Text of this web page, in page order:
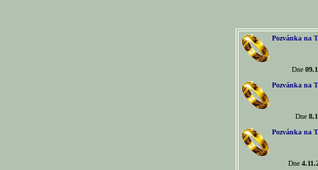
Pozvánka na
Dne
Pozvánka na
Dne
Pozvánka na
Dne